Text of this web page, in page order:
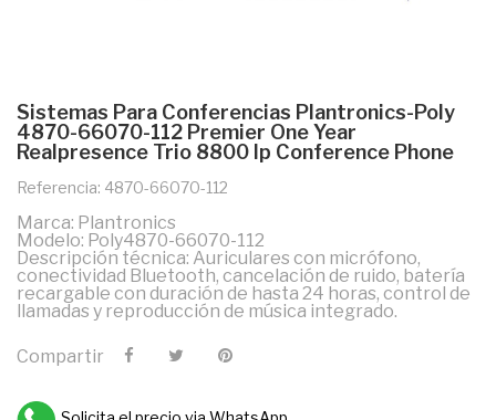
Sistemas Para Conferencias Plantronics-Poly
4870-66070-112 Premier One Year
Realpresence Trio 8800 Ip Conference Phone
Referencia: 4870-66070-112
Marca: Plantronics
Modelo: Poly4870-66070-112
Descripción técnica: Auriculares con micrófono,
conectividad Bluetooth, cancelación de ruido, batería
recargable con duración de hasta 24 horas, control de
llamadas y reproducción de música integrado.
Compartir